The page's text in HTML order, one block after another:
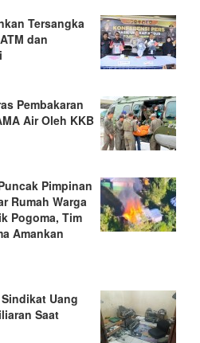
Tersangka
dan
Pembakaran
Air Oleh KKB
Pimpinan
Rumah Warga
Pogoma, Tim
Amankan
Uang
Saat